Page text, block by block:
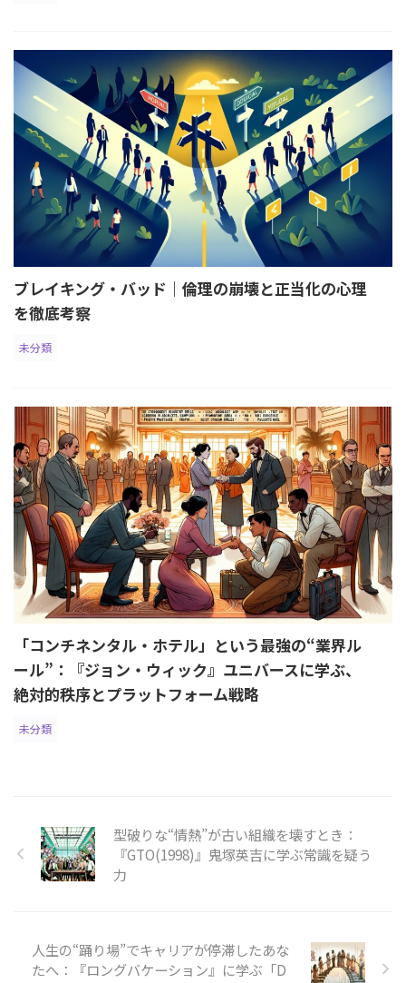
ブレイキング・バッド｜倫理の崩壊と正当化の心理
を徹底考察
未分類
「コンチネンタル・ホテル」という最強の“業界ル
ール”：『ジョン・ウィック』ユニバースに学ぶ、
絶対的秩序とプラットフォーム戦略
未分類
型破りな“情熱”が古い組織を壊すとき：
『GTO(1998)』鬼塚英吉に学ぶ常識を疑う
力
人生の“踊り場”でキャリアが停滞したあな
たへ：『ロングバケーション』に学ぶ「D